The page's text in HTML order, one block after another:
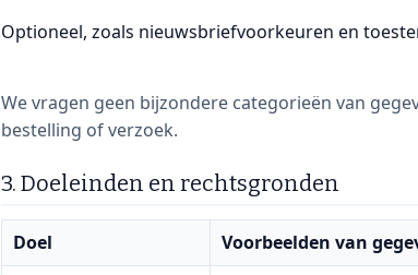
Optioneel, zoals nieuwsbriefvoorkeuren en
We vragen geen bijzondere categorieën van
bestelling of verzoek.
3. Doeleinden en rechtsgronden
Doel Voorbeelden van